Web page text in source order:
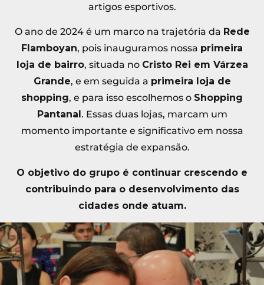
artigos esportivos.
O ano de 2024 é um marco na trajetória da Rede
Flamboyan, pois inauguramos nossa primeira
loja de bairro, situada no Cristo Rei em Várzea
Grande, e em seguida a primeira loja de
shopping, e para isso escolhemos o Shopping
Pantanal . Essas duas lojas, marcam um
momento importante e significativo em nossa
estratégia de expansão.
O objetivo do grupo é continuar crescendo e
contribuindo para o desenvolvimento das
cidades onde atuam.